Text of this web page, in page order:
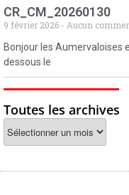
CR_CM_20260130
9 février 2026
Aucun
Bonjour les Aumervaloises
dessous le
Toutes les archives